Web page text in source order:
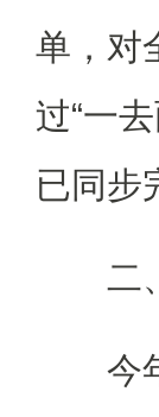
单，对
过“一
已同步
二
今